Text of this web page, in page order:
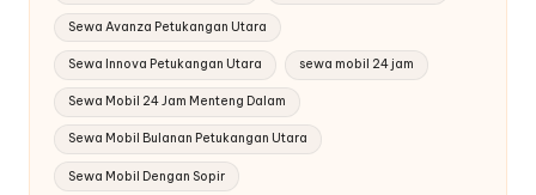
Sewa Avanza Petukangan Utara
Sewa Innova Petukangan Utara sewa mobil 24 jam
Sewa Mobil 24 Jam Menteng Dalam
Sewa Mobil Bulanan Petukangan Utara
Sewa Mobil Dengan Sopir